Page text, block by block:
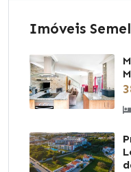
Imóveis